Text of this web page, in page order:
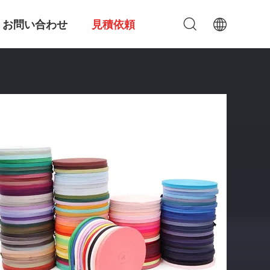
お問い合わせ 見積依頼